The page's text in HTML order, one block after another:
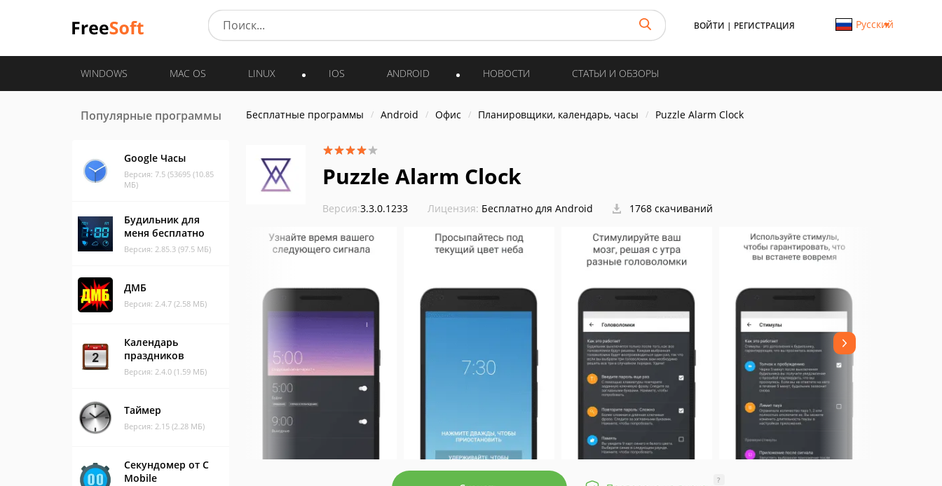
ВОЙТИ | РЕГИСТРАЦИЯ Русский
WINDOWS MAC OS LINUX IOS ANDROID НОВОСТИ СТАТЬИ И ОБЗОРЫ
Популярные программы
Google Часы
Версия: 7.5 (53695 (10.85
МБ)
Будильник для
меня бесплатно
Версия: 2.85.3 (97.5 МБ)
ДМБ
Версия: 2.4.7 (2.58 МБ)
Календарь
праздников
Версия: 2.4.0 (1.59 МБ)
Таймер
Версия: 2.15 (2.28 МБ)
Секундомер от C
Mobile
Бесплатные программы Android Офис Планировщики, календарь, часы Puzzle Alarm Clock
Puzzle Alarm Clock
Версия:3.3.0.1233 Лицензия: Бесплатно для Android 1768 скачиваний
?